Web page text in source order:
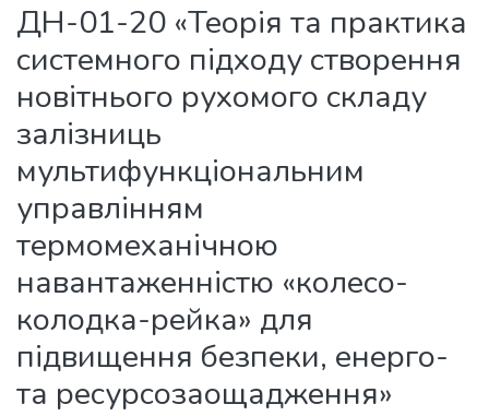
ДН-01-20 «Теорія та практика
системного підходу створення
новітнього рухомого складу
залізниць
мультифункціональним
управлінням
термомеханічною
навантаженністю «колесо-
колодка-рейка» для
підвищення безпеки, енерго-
та ресурсозаощадження»